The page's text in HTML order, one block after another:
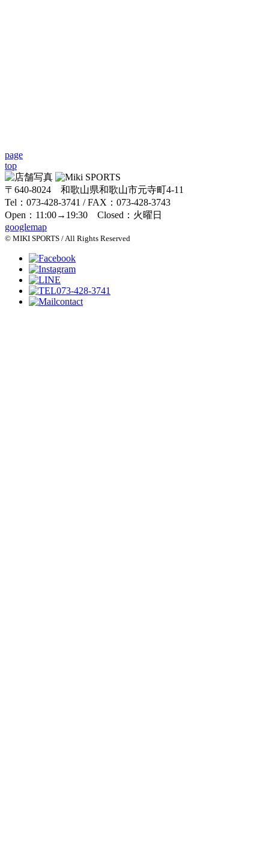
page
top
〒640-8024 和歌山県和歌山市元寺町4-11
Tel：073-428-3741 / FAX：073-428-3743
Open：11:00→19:30 Closed：火曜日
googlemap
© MIKI SPORTS / All Rights Reserved
073-428-3741
contact